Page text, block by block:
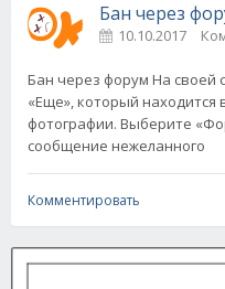
Бан через
10.10.2017
Бан через форум На своей
«Еще», который
фотографии. Выберите
сообщение нежеланного
Комментировать